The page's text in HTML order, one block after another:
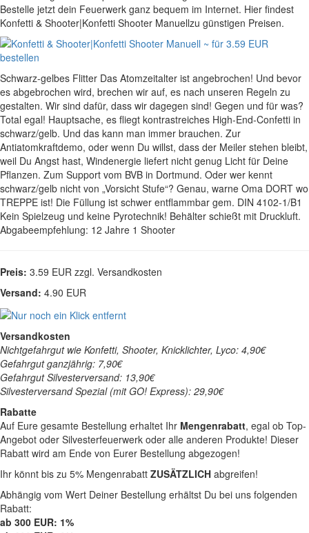
Bestelle jetzt dein Feuerwerk ganz bequem im Internet. Hier findest
Konfetti & Shooter|Konfetti Shooter Manuellzu günstigen Preisen.
Schwarz-gelbes Flitter Das Atomzeitalter ist angebrochen! Und bevor
es abgebrochen wird, brechen wir auf, es nach unseren Regeln zu
gestalten. Wir sind dafür, dass wir dagegen sind! Gegen und für was?
Total egal! Hauptsache, es fliegt kontrastreiches High-End-Confetti in
schwarz/gelb. Und das kann man immer brauchen. Zur
Antiatomkraftdemo, oder wenn Du willst, dass der Meiler stehen bleibt,
weil Du Angst hast, Windenergie liefert nicht genug Licht für Deine
Pflanzen. Zum Support vom BVB in Dortmund. Oder wer kennt
schwarz/gelb nicht von „Vorsicht Stufe“? Genau, warne Oma DORT wo
TREPPE ist! Die Füllung ist schwer entflammbar gem. DIN 4102-1/B1
Kein Spielzeug und keine Pyrotechnik! Behälter schießt mit Druckluft.
Abgabeempfehlung: 12 Jahre 1 Shooter
Preis: 3.59 EUR zzgl. Versandkosten
Versand: 4.90 EUR
Versandkosten
Nichtgefahrgut wie Konfetti, Shooter, Knicklichter, Lyco: 4,90€
Gefahrgut ganzjährig: 7,90€
Gefahrgut Silvesterversand: 13,90€
Silvesterversand Spezial (mit GO! Express): 29,90€
Rabatte
Auf Eure gesamte Bestellung erhaltet Ihr Mengenrabatt, egal ob Top-
Angebot oder Silvesterfeuerwerk oder alle anderen Produkte! Dieser
Rabatt wird am Ende von Eurer Bestellung abgezogen!
Ihr könnt bis zu 5% Mengenrabatt ZUSÄTZLICH abgreifen!
Abhängig vom Wert Deiner Bestellung erhältst Du bei uns folgenden
Rabatt:
ab 300 EUR: 1%